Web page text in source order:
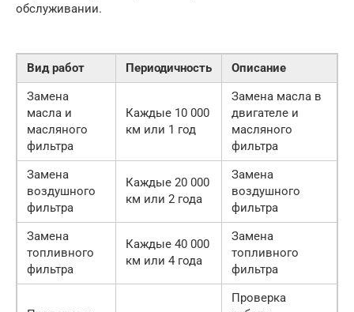
обслуживании.
Вид работ Периодичность
Описание
Замена
масла и
масляного
фильтра
Каждые 10 000
км или 1 год
Замена масла в
двигателе и
масляного
фильтра
Замена
воздушного
фильтра
Каждые 20 000
км или 2 года
Замена
воздушного
фильтра
Замена
топливного
фильтра
Каждые 40 000
км или 4 года
Замена
топливного
фильтра
Проверка